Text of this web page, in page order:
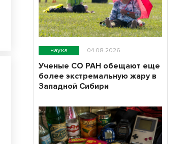
наука 04.08.2026
Ученые СО РАН обещают еще
более экстремальную жару в
Западной Сибири